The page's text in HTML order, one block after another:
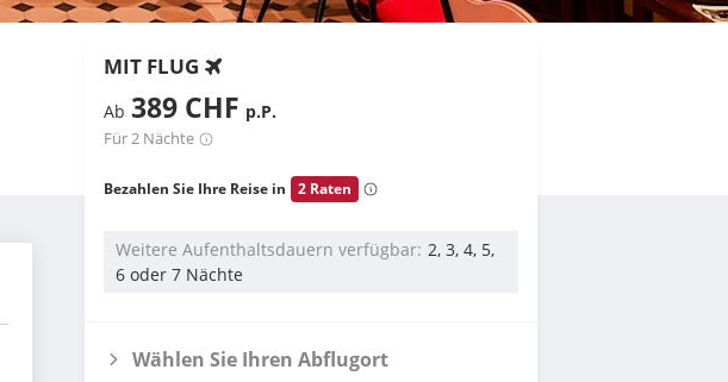
MIT FLUG
Ab 389 CHF p.P.
Für 2 Nächte
Bezahlen Sie Ihre Reise in 2 Raten
Weitere Aufenthaltsdauern verfügbar 2, 3, 4, 5,
6 oder 7 Nächte
Wählen Sie Ihren Abflugort